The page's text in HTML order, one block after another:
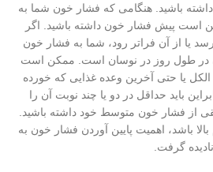
باشید. هنگامی که فشار خون شما به
ممکن است پیش فشار خون داشته باشید. اگر
خون شما به 90/140 برسد یا از آن فراتر رود، شما به فشار خون
در طول روز در نوسان است. ممکن است
یا حتی آخرین وعده غذایی که خورده
باید حداقل در دو یا چند نوبت آن را
از فشار خون متوسط ​​خود داشته باشید.
باشد، اهمیت پایین آوردن فشار خون به
گرفت.